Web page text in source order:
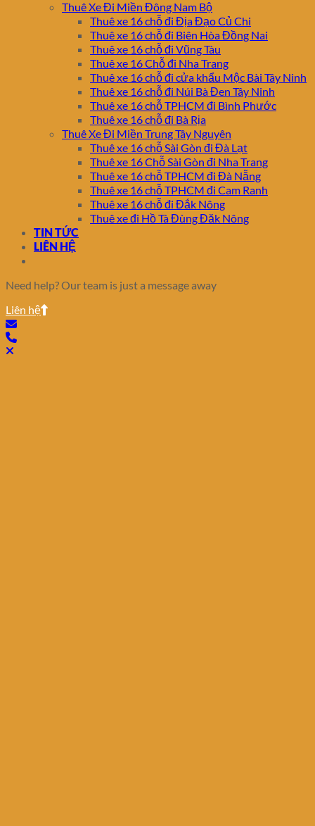
Thuê Xe Đi Miền Đông Nam Bộ
Thuê xe 16 chỗ đi Địa Đạo Củ Chi
Thuê xe 16 chỗ đi Biên Hòa Đồng Nai
Thuê xe 16 chỗ đi Vũng Tàu
Thuê xe 16 Chỗ đi Nha Trang
Thuê xe 16 chỗ đi cửa khẩu Mộc Bài Tây Ninh
Thuê xe 16 chỗ đi Núi Bà Đen Tây Ninh
Thuê xe 16 chỗ TPHCM đi Bình Phước
Thuê xe 16 chỗ đi Bà Rịa
Thuê Xe Đi Miền Trung Tây Nguyên
Thuê xe 16 chỗ Sài Gòn đi Đà Lạt
Thuê xe 16 Chỗ Sài Gòn đi Nha Trang
Thuê xe 16 chỗ TPHCM đi Đà Nẵng
Thuê xe 16 chỗ TPHCM đi Cam Ranh
Thuê xe 16 chỗ đi Đắk Nông
Thuê xe đi Hồ Tà Đùng Đăk Nông
TIN TỨC
LIÊN HỆ
Need help? Our team is just a message away
Liên hệ